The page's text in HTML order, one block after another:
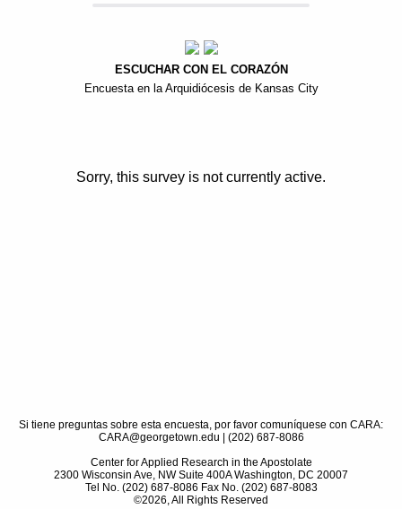
ESCUCHAR CON EL CORAZÓN
Encuesta en la Arquidiócesis de Kansas City
Sorry, this survey is not currently active.
Si tiene preguntas sobre esta encuesta, por favor comuníquese con CARA:
CARA@georgetown.edu | (202) 687-8086
Center for Applied Research in the Apostolate
2300 Wisconsin Ave, NW Suite 400A Washington, DC 20007
Tel No. (202) 687-8086 Fax No. (202) 687-8083
©2026, All Rights Reserved